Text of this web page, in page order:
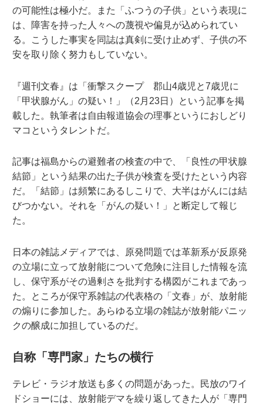
の可能性は極小だ。また「ふつうの子供」という表現に
は、障害を持った人々への蔑視や偏見が込められてい
る。こうした事実を同誌は真剣に受け止めず、子供の不
安を取り除く努力もしていない。
『週刊文春』は「衝撃スクープ 郡山4歳児と7歳児に
「甲状腺がん」の疑い！」（2月23日）という記事を掲
載した。執筆者は自由報道協会の理事というにおしどり
マコというタレントだ。
記事は福島からの避難者の検査の中で、「良性の甲状腺
結節」という結果の出た子供が検査を受けたという内容
だ。「結節」は頻繁にあるしこりで、大半はがんには結
びつかない。それを「がんの疑い！」と断定して報じ
た。
日本の雑誌メディアでは、原発問題では革新系が反原発
の立場に立って放射能について危険に注目した情報を流
し、保守系がその過剰さを批判する構図がこれまであっ
た。ところが保守系雑誌の代表格の「文春」が、放射能
の煽りに参加した。あらゆる立場の雑誌が放射能パニッ
クの醸成に加担しているのだ。
自称「専門家」たちの横行
テレビ・ラジオ放送も多くの問題があった。民放のワイ
ドショーには、放射能デマを繰り返してきた人が「専門